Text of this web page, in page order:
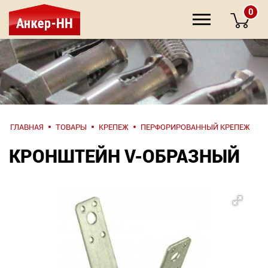
НАПИШИТЕ
О компании
0
ГЛАВНАЯ ТОВАРЫ КРЕПЕЖ ПЕРФОРИРОВАННЫЙ КРЕПЕЖ
КРОНШТЕЙН V-ОБРАЗНЫЙ